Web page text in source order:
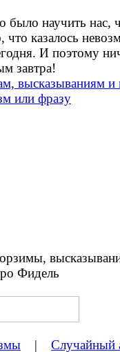
было научить нас,
что казалось
И поэтому
завтра!
| Случайный